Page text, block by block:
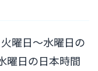
曜日〜水曜日の
曜日の日本時間